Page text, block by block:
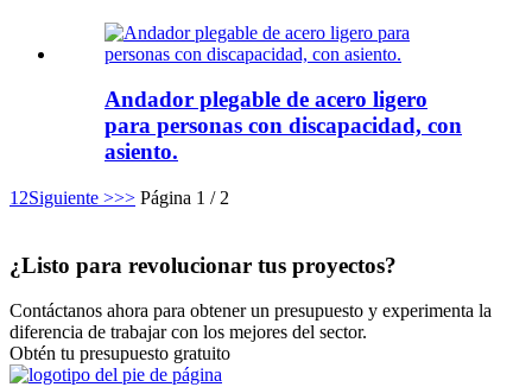
Andador plegable de acero ligero
para personas con discapacidad, con
asiento.
1 2Siguiente >>> Página 1 / 2
¿Listo para revolucionar tus proyectos?
Contáctanos ahora para obtener un presupuesto y experimenta la
diferencia de trabajar con los mejores del sector.
Obtén tu presupuesto gratuito